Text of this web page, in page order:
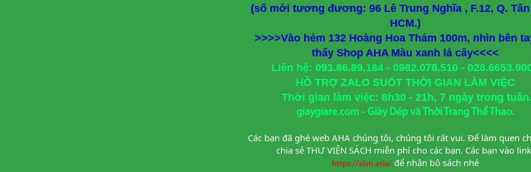
(số mới tương đương: 96 Lê Trung Nghĩa , F.12, Q.
HCM.)
>>>>Vào hẻm 132 Hoàng Hoa Thám 100m, nhìn bên
thấy Shop AHA Màu xanh lá cây<<<<
Liên hệ: 093.86.89.184 - 0982.078.510 -
HỖ TRỢ ZALO SUỐT THỜI GIAN LÀM VIỆC
Thời gian làm việc: 8h30 - 21h, 7 ngày trong tuần.
giaygiare.com - Giày Dép và Thời Trang Thể Thao.
Các bạn đã ghé web AHA chúng tôi, chúng tôi rất vui. Để làm quen
chia sẻ THƯ VIỆN SÁCH miễn phí cho các bạn. Các bạn vào link
https://alan.asia/ để nhận bộ sách nhé